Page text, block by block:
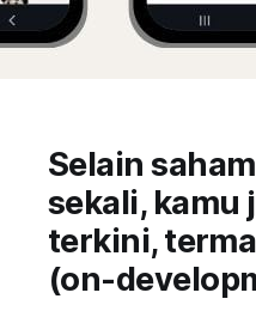
Selain
sekali, kamu
terkini,
(on-